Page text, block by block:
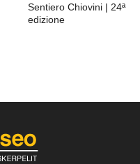
Sentiero Chiovini | 24ª
edizione